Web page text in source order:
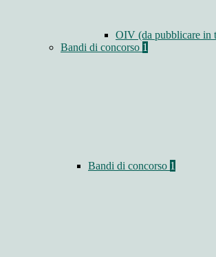
OIV (da pubblicare in
Bandi di concorso 1
Bandi di concorso 1